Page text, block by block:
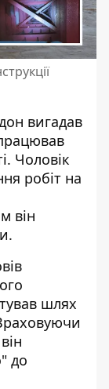
вигадав
Чоловік
робіт на
він
шлях
до